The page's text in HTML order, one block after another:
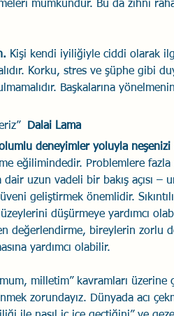
mümkündür. Bu da zihni
Kişi kendi iyiliğiyle ciddi olarak
Korku, stres ve şüphe gibi
Başkalarına
Dalai Lama
deneyimler yoluyla neşenizi
eğilimindedir. Problemlere fazla
uzun vadeli bir bakış açısı –
geliştirmek önemlidir.
düşürmeye yardımcı
değerlendirme, bireylerin zorlu
yardımcı olabilir.
milletim” kavramları üzerine
zorundayız. Dünyada acı